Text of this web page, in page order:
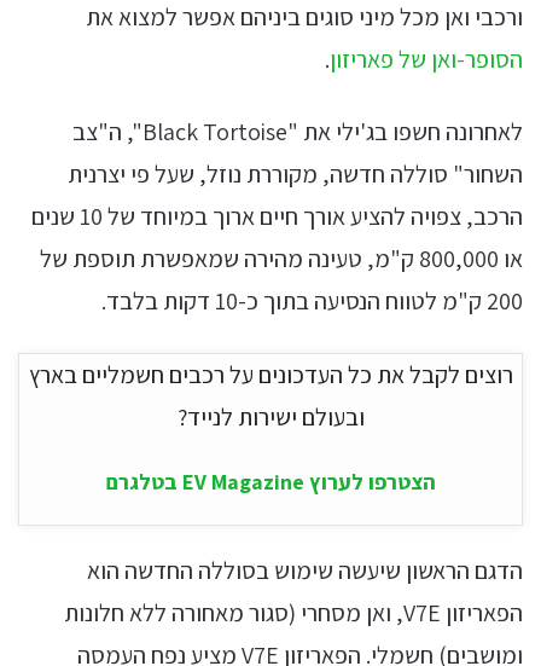
ורכבי ואן מכל מיני סוגים ביניהם אפשר למצוא את
הסופר-ואן של פאריזון.
לאחרונה חשפו בג'ילי את "Black Tortoise", ה"צב
השחור" סוללה חדשה, מקוררת נוזל, שעל פי יצרנית
הרכב, צפויה להציע אורך חיים ארוך במיוחד של 10 שנים
או 800,000 ק"מ, טעינה מהירה שמאפשרת תוספת של
200 ק"מ לטווח הנסיעה בתוך כ-10 דקות בלבד.
רוצים לקבל את כל העדכונים על רכבים חשמליים בארץ
ובעולם ישירות לנייד?
הצטרפו לערוץ EV Magazine בטלגרם
הדגם הראשון שיעשה שימוש בסוללה החדשה הוא
הפאריזון V7E, ואן מסחרי (סגור מאחורה ללא חלונות
ומושבים) חשמלי. הפאריזון V7E מציע נפח העמסה